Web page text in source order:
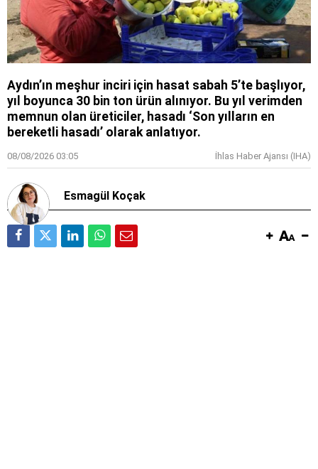
Aydın’ın meşhur inciri için hasat sabah 5’te başlıyor,
yıl boyunca 30 bin ton ürün alınıyor. Bu yıl verimden
memnun olan üreticiler, hasadı ‘Son yılların en
bereketli hasadı’ olarak anlatıyor.
08/08/2026 03:05 İhlas Haber Ajansı (IHA)
Esmagül Koçak